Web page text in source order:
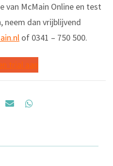
van McMain Online en test
neem dan vrijblijvend
of 0341 – 750 500.
trial aan